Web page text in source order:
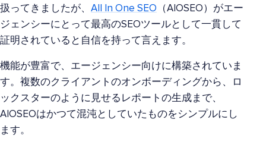
扱ってきましたが、 All In One SEO （AIOSEO）がエー
ジェンシーにとって最高のSEOツールとして一貫して
証明されていると自信を持って言えます。
機能が豊富で、エージェンシー向けに構築されていま
す。複数のクライアントのオンボーディングから、ロ
ックスターのように見せるレポートの生成まで、
AIOSEOはかつて混沌としていたものをシンプルにし
ます。